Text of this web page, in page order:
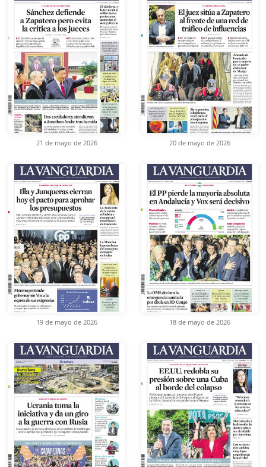
21 de mayo de 2026 20 de mayo de 2026
19 de mayo de 2026 18 de mayo de 2026